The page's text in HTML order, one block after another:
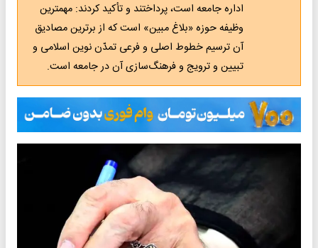
اداره جامعه است، پرداختند و تأکید کردند: مهمترین
وظیفه حوزه «بلاغ مبین» است که از برترین مصادیق
آن ترسیم خطوط اصلی و فرعی تمدّن نوین اسلامی و
تبیین و ترویج و فرهنگ‌سازی آن در جامعه است.